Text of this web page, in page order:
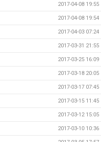
2017-04-08 19:55
2017-04-08 19:54
2017-04-03 07:24
2017-03-31 21:55
2017-03-25 16:09
2017-03-18 20:05
2017-03-17 07:45
2017-03-15 11:45
2017-03-12 15:05
2017-03-10 10:36